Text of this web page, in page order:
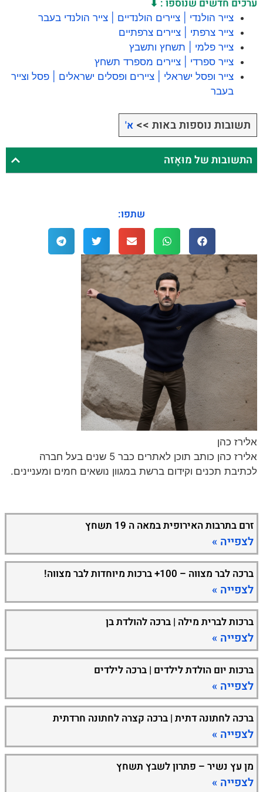
ערכים חדשים שנוספו : ⬇
צייר הולנדי | ציירים הולנדיים | צייר הולנדי בעבר
צייר צרפתי | ציירים צרפתיים
צייר פלמי | תשחץ ותשבץ
צייר ספרדי | ציירים מספרד תשחץ
צייר ופסל ישראלי | ציירים ופסלים ישראלים | פסל וצייר
בעבר
תשובות נוספות באות >> א'
התשובות של מוּאָזה
שתפו:
אלירז כהן
אלירז כהן כותב תוכן לאתרים כבר 5 שנים בעל חברה
לכתיבת תכנים וקידום ברשת במגוון נושאים חמים ומעניינים.
זרם בתרבות האירופית במאה ה 19 תשחץ
לצפייה »
ברכה לבר מצווה – 100+ ברכות מיוחדות לבר מצווה!
לצפייה »
ברכות לברית מילה | ברכה להולדת בן
לצפייה »
ברכות יום הולדת לילדים | ברכה לילדים
לצפייה »
ברכה לחתונה דתית | ברכה קצרה לחתונה חרדתית
לצפייה »
מן עץ נשיר – פתרון לשבץ תשחץ
לצפייה »